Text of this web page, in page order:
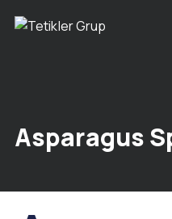
Asparagus